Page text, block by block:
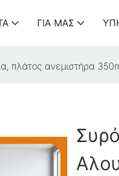
ΓΙΑ ΜΑΣ
πλάτος ανεμιστήρα